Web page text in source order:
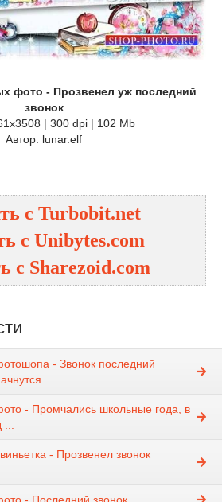
фото - Прозвенел уж последний
звонок
| 300 dpi | 102 Mb
Автор: lunar.elf
с Turbobit.net
с Unibytes.com
с Sharezoid.com
- Звонок последний
- Промчались школьные года, в
- Прозвенел звонок